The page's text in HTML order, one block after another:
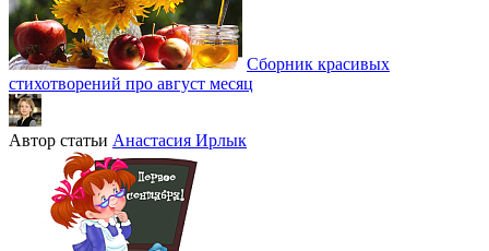
Сборник красивых
стихотворений про август месяц
Автор статьи Анастасия Ирлык